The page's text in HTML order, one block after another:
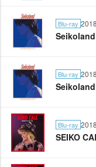
Blu-ray
Seikoland
Blu-ray
Seikoland
Blu-ray
SEIKO